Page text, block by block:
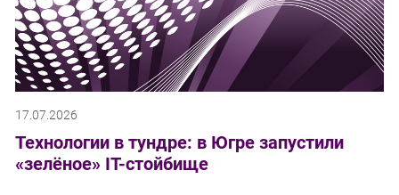
17.07.2026
Технологии в тундре: в Югре запустили
«зелёное» IT-стойбище